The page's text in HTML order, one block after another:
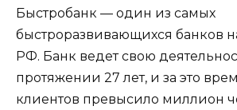
Быстробанк — один из самых
быстроразвивающихся банков
РФ. Банк ведет свою
протяжении 27 лет, и за это
клиентов превысило миллион